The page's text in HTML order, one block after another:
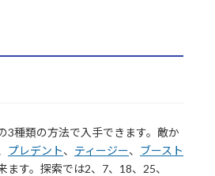
3種類の方法で入手できます。敵か
プレデント、 ティージー、 ブースト
ます。探索では2、7、18、25、